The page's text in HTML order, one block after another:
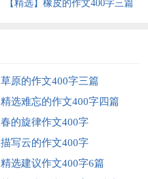
【精选】橡皮的作文400字三篇
草原的作文400字三篇
精选难忘的作文400字四篇
春的旋律作文400字
描写云的作文400字
精选建议作文400字6篇